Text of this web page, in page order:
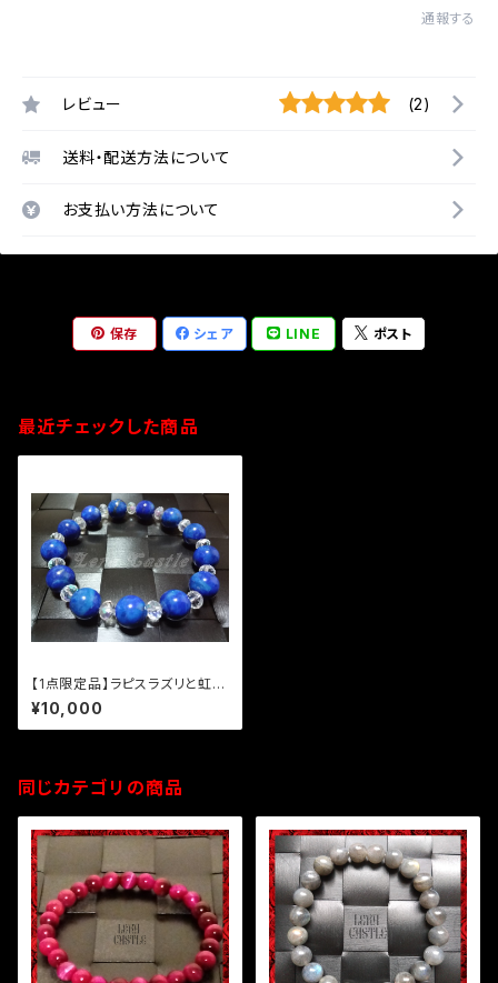
通報する
レビュー (2)
送料・配送方法について
お支払い方法について
保存 シェア LINE ポスト
最近チェックした商品
【1点限定品】ラピスラズリと虹色
ガラスビーズクリスタルのブレス
レット
¥10,000
同じカテゴリの商品